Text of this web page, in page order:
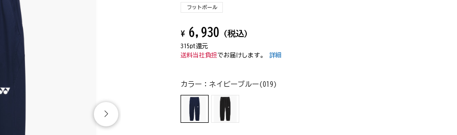
フットボール
¥ 6,930 (税込)
315pt還元
送料当社負担 でお届けします。詳細
カラー：ネイビーブルー(019)